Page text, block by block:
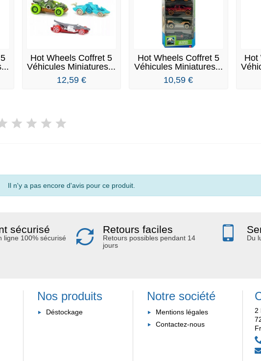
Hot Wheels Coffret 5
Véhicules Miniatures...
12,59 €
Hot Wheels Coffret 5
Véhicules Miniatures...
10,59 €
Hot
Il n'y a pas encore d'avis pour ce produit.
sécurisé
ligne 100% sécurisé
Retours faciles
Retours possibles pendant 14
jours
Du
Nos produits
Déstockage
Notre société
Mentions légales
Contactez-nous
2